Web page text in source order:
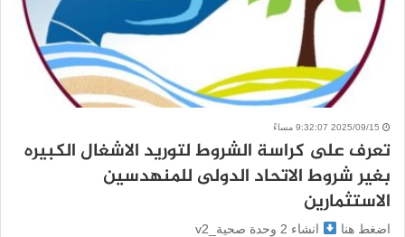
2025/09/15 9:32:07 مساءً
تعرف على كراسة الشروط لتوريد الاشغال الكبيره
بغير شروط الاتحاد الدولى للمنهدسين
الاستثمارين
اضغط هنا انشاء 2 وحدة صحية_v2